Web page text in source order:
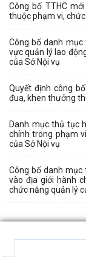
Công bố TTHC
thuộc phạm vi,
Công bố danh
vực quản lý lao
của Sở Nội vụ
Quyết định công
đua, khen thưởng
Danh mục thủ tục
chính trong phạm
của Sở Nội vụ
Công bố danh
vào địa giới hành
chức năng quản lý